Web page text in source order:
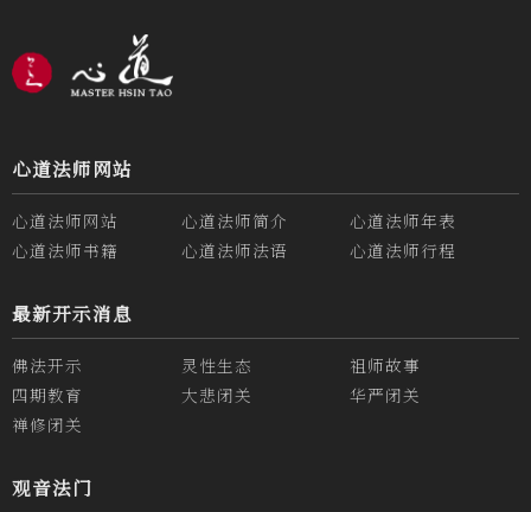
心道法师网站
心道法师网站 心道法师简介
心道法师年表
心道法师书籍
心道法师法语 心道法师行程
最新开示消息
佛法开示 灵性生态
祖师故事
四期教育
大悲闭关
华严闭关
禅修闭关
观音法门